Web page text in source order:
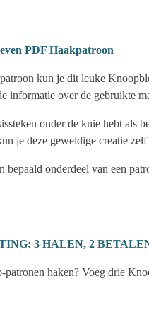
PDF Haakpatroon
kun je dit leuke
informatie over de gebruikte
onder de knie hebt als
je deze geweldige creatie zelf
bepaald onderdeel van een
3 HALEN, 2
haken? Voeg drie